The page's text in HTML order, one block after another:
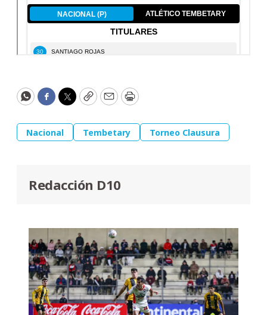
WhatsApp
Facebook
Twitter
CopyEmailPrint
Nacional Tembetary Torneo Clausura
Redacción D10